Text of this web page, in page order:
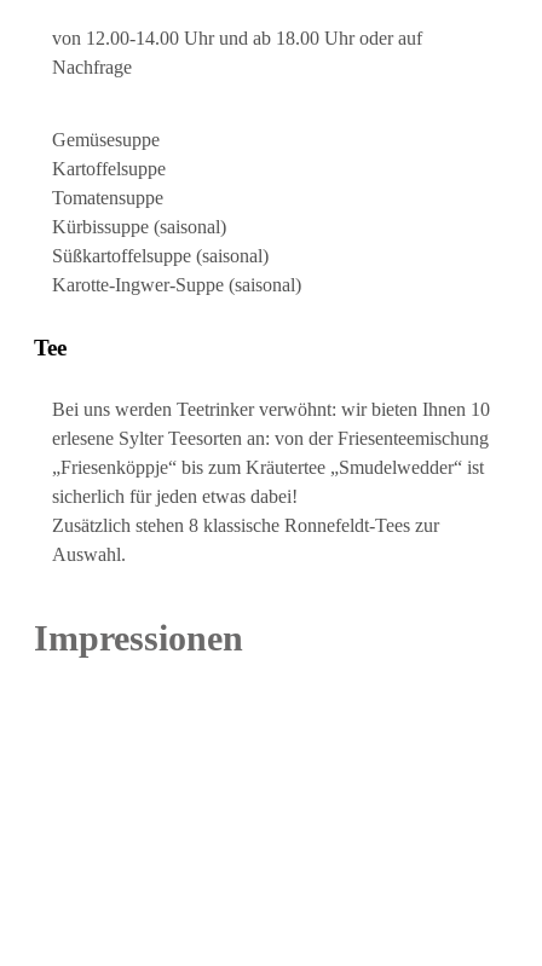
von 12.00-14.00 Uhr und ab 18.00 Uhr oder auf
Nachfrage
Gemüsesuppe
Kartoffelsuppe
Tomatensuppe
Kürbissuppe (saisonal)
Süßkartoffelsuppe (saisonal)
Karotte-Ingwer-Suppe (saisonal)
Tee
Bei uns werden Teetrinker verwöhnt: wir bieten Ihnen 10
erlesene Sylter Teesorten an: von der Friesenteemischung
„Friesenköppje“ bis zum Kräutertee „Smudelwedder“ ist
sicherlich für jeden etwas dabei!
Zusätzlich stehen 8 klassische Ronnefeldt-Tees zur
Auswahl.
Impressionen